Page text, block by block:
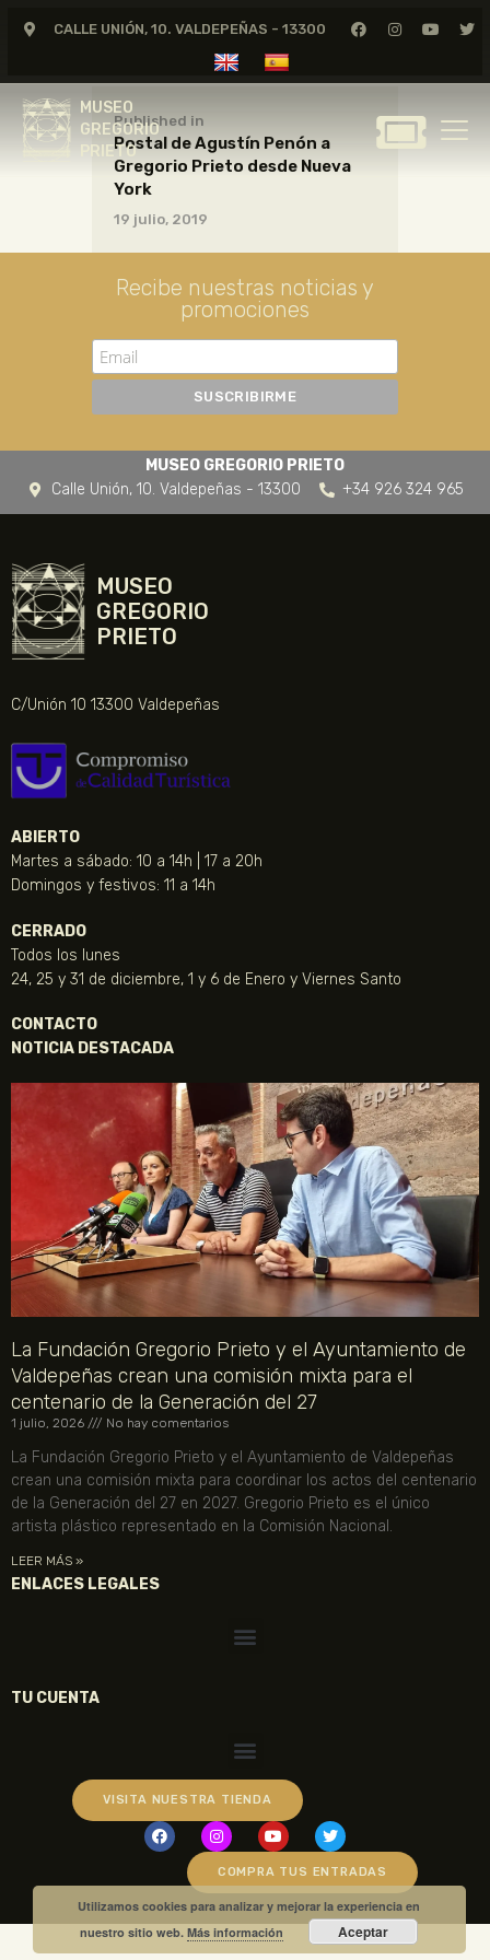
CALLE UNIÓN, 10. VALDEPEÑAS - 13300
MUSEO
GREGORIO
PRIETO
MUSEO
GREGORIO
GREGORIO PRIETO
MUSEO
ARCHIVO
CERTAMEN DE DIBUJO
FUNDACIÓN
TIENDA
NOTICIAS
Published in
Postal de Agustín Penón a
Gregorio Prieto desde Nueva
York
19 julio, 2019
Recibe nuestras noticias y
promociones
MUSEO GREGORIO PRIETO
Calle Unión, 10. Valdepeñas - 13300
+34 926 324 965
MUSEO
GREGORIO
PRIETO
C/Unión 10 13300 Valdepeñas
ABIERTO
Martes a sábado: 10 a 14h | 17 a 20h
Domingos y festivos: 11 a 14h
CERRADO
Todos los lunes
24, 25 y 31 de diciembre, 1 y 6 de Enero y Viernes Santo
CONTACTO
NOTICIA DESTACADA
La Fundación Gregorio Prieto y el Ayuntamiento de
Valdepeñas crean una comisión mixta para el
centenario de la Generación del 27
1 julio, 2026 No hay comentarios
La Fundación Gregorio Prieto y el Ayuntamiento de Valdepeñas
crean una comisión mixta para coordinar los actos del centenario
de la Generación del 27 en 2027. Gregorio Prieto es el único
artista plástico representado en la Comisión Nacional.
LEER MÁS »
ENLACES LEGALES
TU CUENTA
VISITA NUESTRA TIENDA
COMPRA TUS ENTRADAS
Utilizamos cookies para analizar y mejorar la experiencia en
nuestro sitio web.Más información Aceptar